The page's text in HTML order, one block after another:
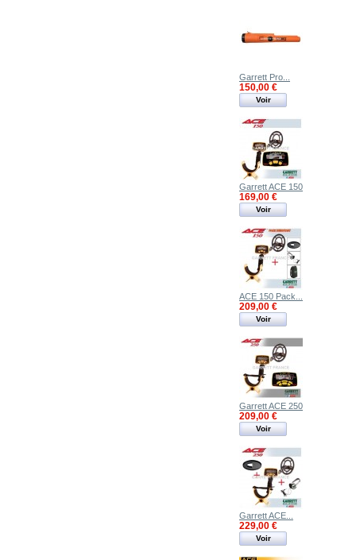
Garrett Pro...
150,00 €
Voir
Garrett ACE 150
169,00 €
Voir
ACE 150 Pack...
209,00 €
Voir
Garrett ACE 250
209,00 €
Voir
Garrett ACE...
229,00 €
Voir